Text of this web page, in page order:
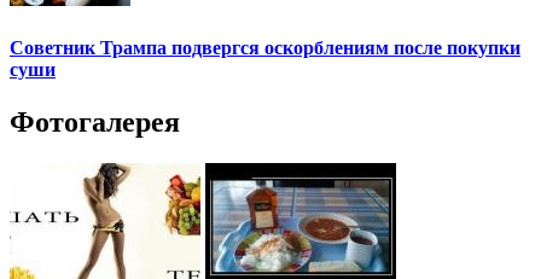
Советник Трампа подвергся оскорблениям после покупки
суши
Фотогалерея